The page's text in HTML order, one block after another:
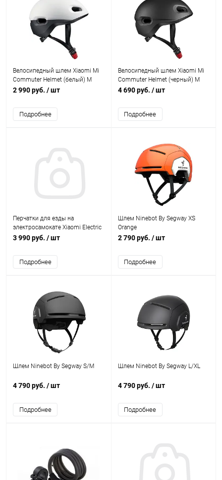
Велосипедный шлем Xiaomi Mi
Commuter Helmet (белый) M
2 990 руб. / шт
Подробнее
Велосипедный шлем Xiaomi Mi
Commuter Helmet (черный) M
4 690 руб. / шт
Подробнее
Перчатки для езды на
электросамокате Xiaomi Electric
Scooter Riding XL
3 990 руб. / шт
Подробнее
Шлем Ninebot By Segway XS
Orange
2 790 руб. / шт
Подробнее
Шлем Ninebot By Segway S/M
4 790 руб. / шт
Подробнее
Шлем Ninebot By Segway L/XL
4 790 руб. / шт
Подробнее